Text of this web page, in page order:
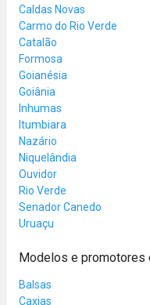
Caldas Novas
Carmo do Rio Verde
Catalão
Formosa
Goianésia
Goiânia
Inhumas
Itumbiara
Nazário
Niquelândia
Ouvidor
Rio Verde
Senador Canedo
Uruaçu
Modelos e promotores
Balsas
Caxias